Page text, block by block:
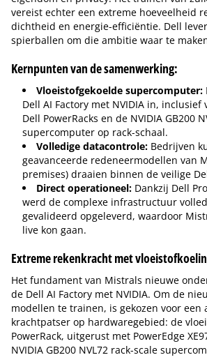
vereist echter een extreme hoeveelheid
dichtheid en energie-efficiëntie. Dell
spierballen om die ambitie waar te
Kernpunten van de samenwerking:
Vloeistofgekoelde supercomputer:
Dell AI Factory met NVIDIA in, inclusief
Dell PowerRacks en de NVIDIA GB200
supercomputer op rack-schaal.
Volledige datacontrole: Bedrijven
geavanceerde redeneermodellen van
premises) draaien binnen de veilige
Direct operationeel: Dankzij Dell
werd de complexe infrastructuur
gevalideerd opgeleverd, waardoor
live kon gaan.
Extreme rekenkracht met
Het fundament van Mistrals nieuwe
de Dell AI Factory met NVIDIA. Om de
modellen te trainen, is gekozen voor een
krachtpatser op hardwaregebied: de
PowerRack, uitgerust met PowerEdge
NVIDIA GB200 NVL72 rack-scale